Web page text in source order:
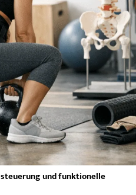
und funktionelle